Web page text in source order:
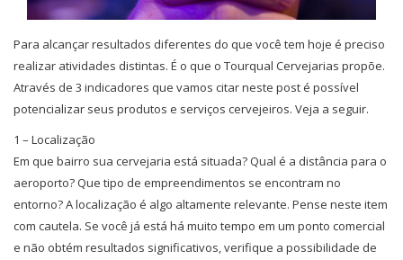
Para alcançar resultados diferentes do que você tem hoje é preciso
realizar atividades distintas. É o que o Tourqual Cervejarias propõe.
Através de 3 indicadores que vamos citar neste post é possível
potencializar seus produtos e serviços cervejeiros. Veja a seguir.
1 – Localização
Em que bairro sua cervejaria está situada? Qual é a distância para o
aeroporto? Que tipo de empreendimentos se encontram no
entorno? A localização é algo altamente relevante. Pense neste item
com cautela. Se você já está há muito tempo em um ponto comercial
e não obtém resultados significativos, verifique a possibilidade de